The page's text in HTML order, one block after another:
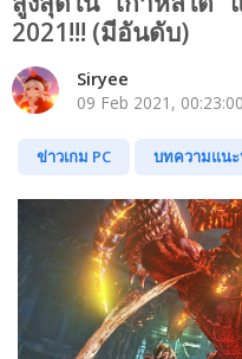
2021!!! (มีอันดับ)
Siryee
09 Feb 2021, 00:23:00
ข่าวเกม PC บทความแนะ